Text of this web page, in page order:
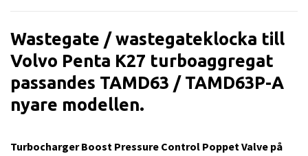
Wastegate / wastegateklocka till
Volvo Penta K27 turboaggregat
passandes TAMD63 / TAMD63P-A
nyare modellen.
Turbocharger Boost Pressure Control Poppet Valve på